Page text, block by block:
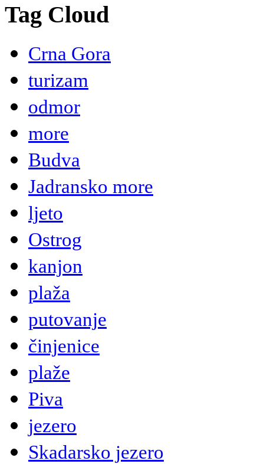
Tag Cloud
Crna Gora
turizam
odmor
more
Budva
Jadransko more
ljeto
Ostrog
kanjon
plaža
putovanje
činjenice
plaže
Piva
jezero
Skadarsko jezero